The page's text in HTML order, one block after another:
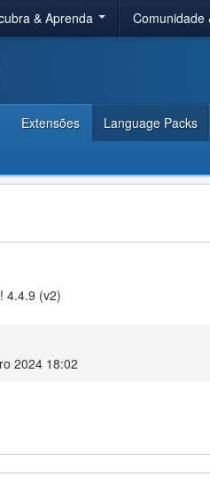
& Aprenda Comunidade
Extensões Language Packs
4.4.9 (v2)
2024 18:02